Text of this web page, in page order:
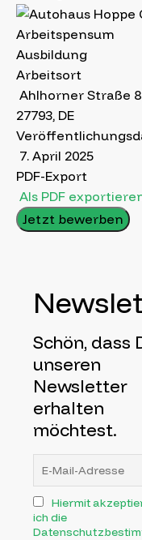
Arbeitspensum
Ausbildung
Arbeitsort
Ahlhorner Straße
27793, DE
7. April 2025
PDF-Export
Als PDF
Jetzt bewerben
Schön, dass
unseren
Newsletter
erhalten
möchtest.
Hiermit
ich die